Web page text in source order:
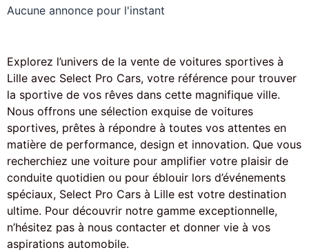
Aucune annonce pour l'instant
Explorez l’univers de la vente de voitures sportives à
Lille avec Select Pro Cars, votre référence pour trouver
la sportive de vos rêves dans cette magnifique ville.
Nous offrons une sélection exquise de voitures
sportives, prêtes à répondre à toutes vos attentes en
matière de performance, design et innovation. Que vous
recherchiez une voiture pour amplifier votre plaisir de
conduite quotidien ou pour éblouir lors d’événements
spéciaux, Select Pro Cars à Lille est votre destination
ultime. Pour découvrir notre gamme exceptionnelle,
n’hésitez pas à nous contacter et donner vie à vos
aspirations automobile.